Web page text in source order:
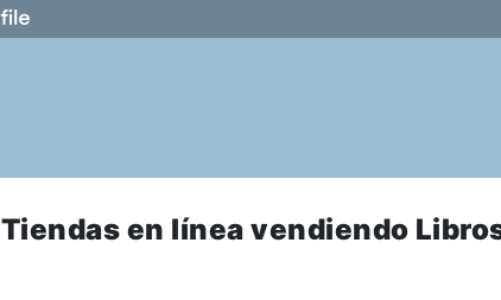
Tiendas en línea vendiendo